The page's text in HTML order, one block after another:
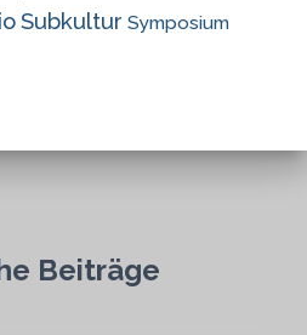
Subkultur Symposium
Beiträge